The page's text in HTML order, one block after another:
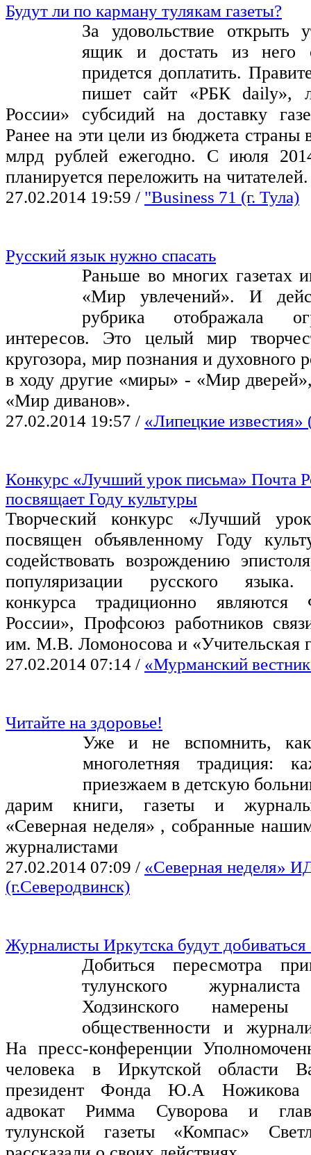
Будут ли по карману тулякам газеты?
За удовольствие открыть
ящик и достать из него
придется доплатить.
пишет сайт «РБК daily»,
России» субсидий на доставку
Ранее на эти цели из бюджета страны
млрд рублей ежегодно. С июля
планируется переложить на читателей.
27.02.2014 19:59 / "Business 71 (г. Тула)
Русский язык нужно спасать
Раньше во многих газетах
«Мир увлечений». И
рубрика отображала
интересов. Это целый мир
кругозора, мир познания и духовного
в ходу другие «миры» - «Мир
«Мир диванов».
27.02.2014 19:57 / «Липецкие известия»
Конкурс «Лучший урок письма» Почта
посвящает Году культуры
Творческий конкурс «Лучший
посвящен объявленному Году
содействовать возрождению
популяризации русского языка.
конкурса традиционно
России», Профсоюз работников
им. М.В. Ломоносова и «Учительская
27.02.2014 07:14 / «Мурманский
Читайте на здоровье!
Уже и не вспомнить, как
многолетняя традиция:
приезжаем в детскую
дарим книги, газеты и журналы
«Северная неделя» , собранные
журналистами
27.02.2014 07:09 / «Северная неделя»
(г.Северодвинск)
Журналисты Иркутска будут добиваться
Добиться пересмотра
тулунского
Ходзинского намерены
общественности и
На пресс-конференции
человека в Иркутской области
президент Фонда Ю.А
адвокат Римма Суворова и
тулунской газеты «Компас»